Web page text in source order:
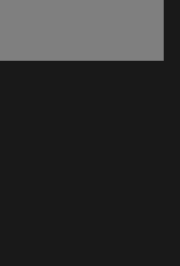
ventana)
ventana)